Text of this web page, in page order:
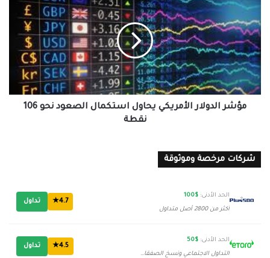
الدولار
الأمريكي
يحاول
استكمال
الصعود
نحو
106
نقطة
مؤشر الدولار الأمريكي يحاول استكمال الصعود نحو 106
نقطة
شركات مرخصة وموثوقة
الحد الأدنى: $100
أكثر من 2800 أصل متداول
4.7★ تداول
الحد الأدنى: $50
التداول الاجتماعي ونسخ الصفقات
4.5★ تداول